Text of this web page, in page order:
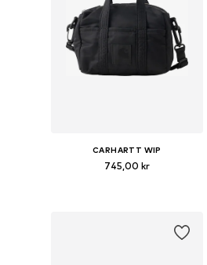
CARHARTT WIP
745,00 kr